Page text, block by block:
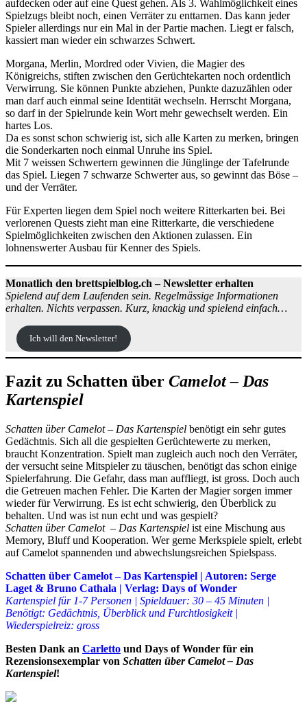
aufdecken oder auf eine Quest gehen. Als 3. Wahlmöglichkeit eines
Spielzugs bleibt noch, einen Verräter zu enttarnen. Das kann jeder
Spieler allerdings nur ein Mal in der Partie machen. Liegt er falsch,
kassiert man wieder ein schwarzes Schwert.
Morgana, Merlin, Mordred oder Vivien, die Magier des
Königreichs, stiften zwischen den Gerüchtekarten noch ordentlich
Verwirrung. Sie können Punkte abziehen, Punkte dazuzählen oder
man darf auch einmal seine Identität wechseln. Herrscht Morgana,
so darf in der Spielrunde kein Wort mehr gewechselt werden. Ein
hartes Los.
Da es sonst schon schwierig ist, sich alle Karten zu merken, bringen
die Sonderkarten noch einmal Unruhe ins Spiel.
Mit 7 weissen Schwertern gewinnen die Jünglinge der Tafelrunde
das Spiel. Liegen 7 schwarze Schwerter aus, so gewinnt das Böse –
und der Verräter.
Für Experten liegen dem Spiel noch weitere Ritterkarten bei. Bei
verlorenen Quests zieht man eine Ritterkarte, die verschiedene
Spielmöglichkeiten zwischen den Aktionen zulassen. Ein
lohnenswerter Ausbau für Kenner des Spiels.
Monatlich den brettspielblog.ch – Newsletter erhalten
Spielend auf dem Laufenden sein. Regelmässige Informationen
erhalten. Nichts verpassen. Kurz, knackig und spielend einfach…
Ich will den Newsletter!
Fazit zu Schatten über Camelot – Das
Kartenspiel
Schatten über Camelot – Das Kartenspiel benötigt ein sehr gutes
Gedächtnis. Sich all die gespielten Gerüchtewerte zu merken,
braucht Konzentration. Spielt man zugleich auch noch den Verräter,
der versucht seine Mitspieler zu täuschen, benötigt das schon einige
Spielerfahrung. Die Gefahr, dass man auffliegt, ist gross. Doch auch
die Getreuen machen Fehler. Die Karten der Magier sorgen immer
wieder für Verwirrung. Es ist echt schwierig, den Überblick zu
behalten. Und was ist nun echt und was gespielt?
Schatten über Camelot – Das Kartenspiel ist eine Mischung aus
Memory, Bluff und Kooperation. Wer gerne Merkspiele spielt, erlebt
auf Camelot spannenden und abwechslungsreichen Spielspass.
Schatten über Camelot – Das Kartenspiel | Autoren: Serge
Laget & Bruno Cathala | Verlag: Days of Wonder
Kartenspiel für 1-7 Personen | Spieldauer: 30 – 45 Minuten |
Benötigt: Gedächtnis, Überblick und Furchtlosigkeit |
Wiederspielreiz: gross
Besten Dank an Carletto und Days of Wonder für ein
Rezensionsexemplar von Schatten über Camelot – Das
Kartenspiel!